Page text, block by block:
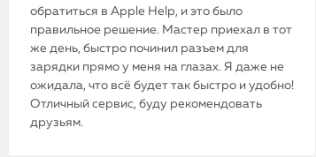
обратиться в Apple Help, и это было
правильное решение. Мастер приехал в тот
же день, быстро починил разъем для
зарядки прямо у меня на глазах. Я даже не
ожидала, что всё будет так быстро и удобно!
Отличный сервис, буду рекомендовать
друзьям.